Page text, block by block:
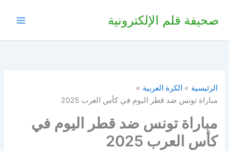
صحيفة قلم الإلكترونية
الرئيسية
الكرة العربية
مباراة تونس ضد قطر اليوم في كأس العرب 2025
مباراة تونس ضد قطر اليوم في
كأس العرب 2025